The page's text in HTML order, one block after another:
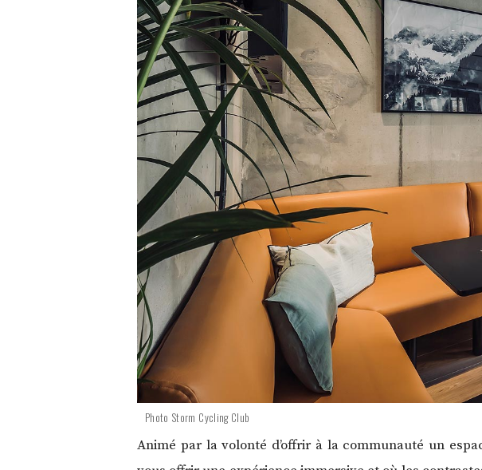
Photo Storm Cycling Club
Animé par la volonté d’offrir à la communauté un